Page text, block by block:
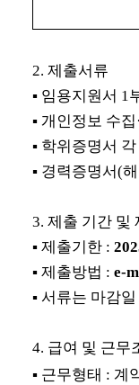
2. 제출서류
▪ 임용지원서 1
▪ 개인정보 수집
▪ 학위증명서 각
▪ 경력증명서(
3. 제출 기간 및
▪ 제출기한 :
▪ 제출방법 : e-
▪ 서류는 마감일
4. 급여 및 근무
▪ 근무형태 : 계